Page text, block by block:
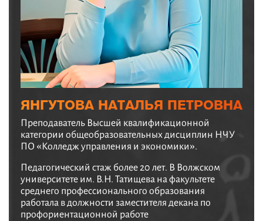
ЯНГУТОВА НАТАЛЬЯ ПЕТРОВНА
Преподаватель Высшей квалификационной
категории общеобразовательных дисциплин НЧУ
ПО «Колледж управления и экономики».
Педагогический стаж более 20 лет. В Волжском
университете им. В.Н. Татищева на факультете
среднего профессионального образования
работала в должности заместителя декана по
профориентационной работе